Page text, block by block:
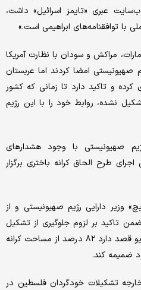
عبری «تایمز اسرائیل» داشت،
با توافقنامه‌های ابراهیمی است.»
بحرین، امارات، مراکش و سودان با نظارت آمریکا
صهیونیستی امضا کردند اما عربستان
کرده و تاکید دارد تا زمانی که کشور
بر اساس مرزهای ۱۹۶۷ تشکیل نشده، روابط خود را با این رژیم
صهیونیستی با وجود هشدارهای
طرح الحاق کرانه باختری برگزار
وزیر دارایی رژیم صهیونیستی و از
تاکید بر لزوم جلوگیری از تشکیل
کشور فلسطین، مدعی شد که تل‌آویو قصد دارد ۸۲ درصد از مساحت کرانه
ضمیمه کند.
تشکیلات خودگردان فلسطین در